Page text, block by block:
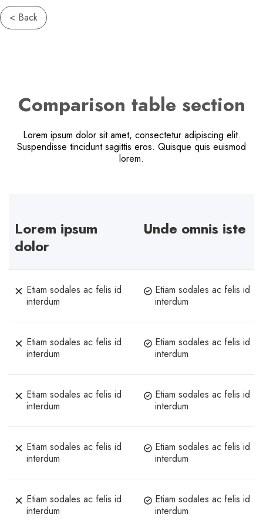
< Back
Comparison table section
Lorem ipsum dolor sit amet, consectetur adipiscing elit.
Suspendisse tincidunt sagittis eros. Quisque quis euismod
lorem.
Lorem ipsum
dolor
Unde omnis iste
Etiam sodales ac felis id
interdum
Etiam sodales ac felis id
interdum
Etiam sodales ac felis id
interdum
Etiam sodales ac felis id
interdum
Etiam sodales ac felis id
interdum
Etiam sodales ac felis id
interdum
Etiam sodales ac felis id
interdum
Etiam sodales ac felis id
interdum
Etiam sodales ac felis id
interdum
Etiam sodales ac felis id
interdum